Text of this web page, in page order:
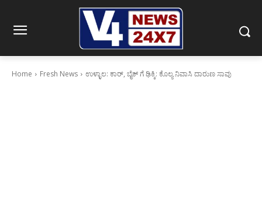
Home Fresh News ಉಳ್ಳಾಲ: ಕಾರ್, ಬೈಕ್ ಗೆ ಢಿಕ್ಕಿ: ಕೊಲ್ಯ ನಿವಾಸಿ ದಾರುಣ ಸಾವು